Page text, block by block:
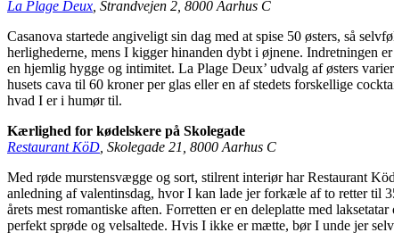
La Plage Deux, Strandvejen 2, 8000 Aarhus C
Casanova startede angiveligt sin dag med at spise 50 østers, så
herlighederne, mens I kigger hinanden dybt i øjnene. Indretningen
en hjemlig hygge og intimitet. La Plage Deux’ udvalg af østers
husets cava til 60 kroner per glas eller en af stedets forskellige
hvad I er i humør til.
Kærlighed for kødelskere på Skolegade
Restaurant KöD, Skolegade 21, 8000 Aarhus C
Med røde murstensvægge og sort, stilrent interiør har Restaurant
anledning af valentinsdag, hvor I kan lade jer forkæle af to retter til
årets mest romantiske aften. Forretten er en deleplatte med
perfekt sprøde og velsaltede. Hvis I ikke er mætte, bør I unde jer